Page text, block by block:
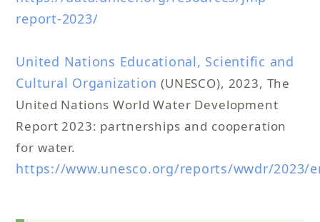
report-2023/
United Nations Educational, Scientific and
Cultural Organization (UNESCO), 2023, The
United Nations World Water Development
Report 2023: partnerships and cooperation
for water.
https://www.unesco.org/reports/wwdr/2023/